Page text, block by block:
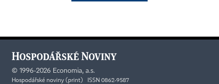
© 1996-2026 Economia, a.s.
Hospodářské noviny (print) ISSN 0862-9587